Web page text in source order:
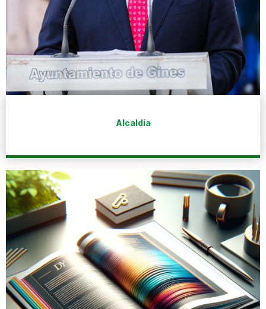
Alcaldía